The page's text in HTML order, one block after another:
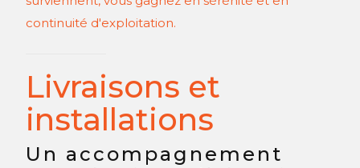
continuité d'exploitation.
Livraisons et
installations
Un accompagnement